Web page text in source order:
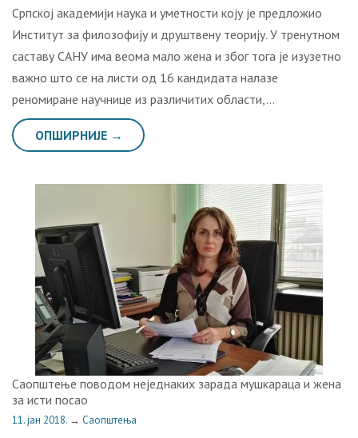
Српској академији наука и уметности коју је предложио
Институт за филозофију и друштвену теорију. У тренутном
саставу САНУ има веома мало жена и због тога је изузетно
важно што се на листи од 16 кандидата налазе
реномиране научнице из различитих области,…
ОПШИРНИЈЕ →
Саопштење поводом неједнаких зарада мушкараца и жена
за исти посао
11. јан 2018. → Саопштења